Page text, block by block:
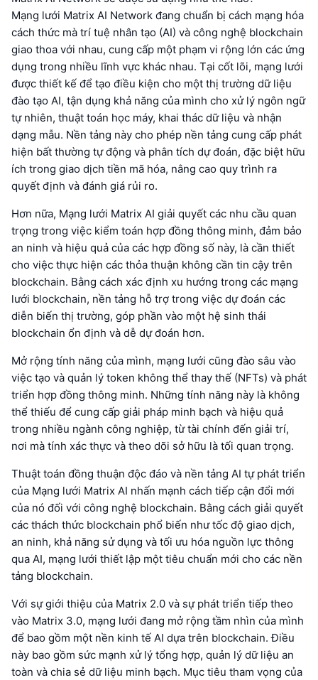
Mạng lưới Matrix AI Network đang chuẩn bị cách mạng hóa
cách thức mà trí tuệ nhân tạo (AI) và công nghệ blockchain
giao thoa với nhau, cung cấp một phạm vi rộng lớn các ứng
dụng trong nhiều lĩnh vực khác nhau. Tại cốt lõi, mạng lưới
được thiết kế để tạo điều kiện cho một thị trường dữ liệu
đào tạo AI, tận dụng khả năng của mình cho xử lý ngôn ngữ
tự nhiên, thuật toán học máy, khai thác dữ liệu và nhận
dạng mẫu. Nền tảng này cho phép nền tảng cung cấp phát
hiện bất thường tự động và phân tích dự đoán, đặc biệt hữu
ích trong giao dịch tiền mã hóa, nâng cao quy trình ra
quyết định và đánh giá rủi ro.
Hơn nữa, Mạng lưới Matrix AI giải quyết các nhu cầu quan
trọng trong việc kiểm toán hợp đồng thông minh, đảm bảo
an ninh và hiệu quả của các hợp đồng số này, là cần thiết
cho việc thực hiện các thỏa thuận không cần tin cậy trên
blockchain. Bằng cách xác định xu hướng trong các mạng
lưới blockchain, nền tảng hỗ trợ trong việc dự đoán các
diễn biến thị trường, góp phần vào một hệ sinh thái
blockchain ổn định và dễ dự đoán hơn.
Mở rộng tính năng của mình, mạng lưới cũng đào sâu vào
việc tạo và quản lý token không thể thay thế (NFTs) và phát
triển hợp đồng thông minh. Những tính năng này là không
thể thiếu để cung cấp giải pháp minh bạch và hiệu quả
trong nhiều ngành công nghiệp, từ tài chính đến giải trí,
nơi mà tính xác thực và theo dõi sở hữu là tối quan trọng.
Thuật toán đồng thuận độc đáo và nền tảng AI tự phát triển
của Mạng lưới Matrix AI nhấn mạnh cách tiếp cận đổi mới
của nó đối với công nghệ blockchain. Bằng cách giải quyết
các thách thức blockchain phổ biến như tốc độ giao dịch,
an ninh, khả năng sử dụng và tối ưu hóa nguồn lực thông
qua AI, mạng lưới thiết lập một tiêu chuẩn mới cho các nền
tảng blockchain.
Với sự giới thiệu của Matrix 2.0 và sự phát triển tiếp theo
vào Matrix 3.0, mạng lưới đang mở rộng tầm nhìn của mình
để bao gồm một nền kinh tế AI dựa trên blockchain. Điều
này bao gồm sức mạnh xử lý tổng hợp, quản lý dữ liệu an
toàn và chia sẻ dữ liệu minh bạch. Mục tiêu tham vọng của